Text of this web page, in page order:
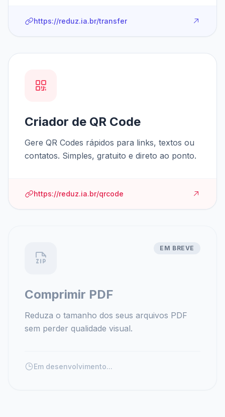
https://reduz.ia.br/transfer
Criador de QR Code
Gere QR Codes rápidos para links, textos ou
contatos. Simples, gratuito e direto ao ponto.
https://reduz.ia.br/qrcode
EM BREVE
Comprimir PDF
Reduza o tamanho dos seus arquivos PDF
sem perder qualidade visual.
Em desenvolvimento...